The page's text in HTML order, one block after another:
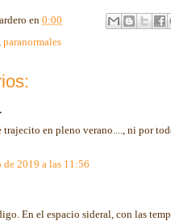
en 0:00
paranormales
trajecito en pleno verano...., ni por
de 2019 a las 11:56
En el espacio sideral, con las